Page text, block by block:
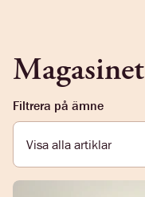
Magasinet
Filtrera på ämne